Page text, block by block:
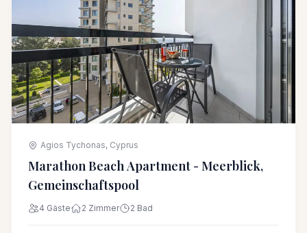
Agios Tychonas, Cyprus
Marathon Beach Apartment - Meerblick,
Gemeinschaftspool
4 Gäste 2 Zimmer 2 Bad